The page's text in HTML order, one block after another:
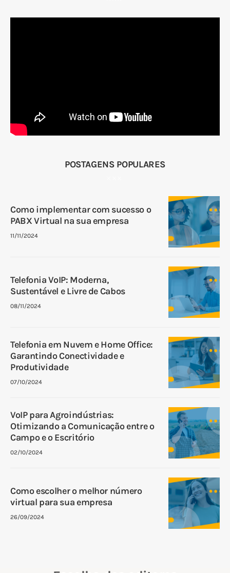
POSTAGENS POPULARES
Como implementar com sucesso o
PABX Virtual na sua empresa
11/11/2024
Telefonia VoIP: Moderna,
Sustentável e Livre de Cabos
08/11/2024
Telefonia em Nuvem e Home Office:
Garantindo Conectividade e
Produtividade
07/10/2024
VoIP para Agroindústrias:
Otimizando a Comunicação entre o
Campo e o Escritório
02/10/2024
Como escolher o melhor número
virtual para sua empresa
26/09/2024